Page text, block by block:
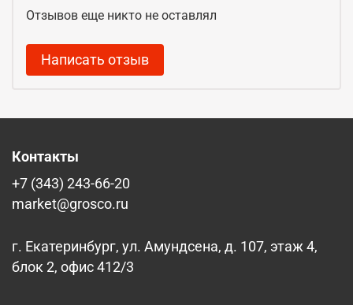
Отзывов еще никто не оставлял
Написать отзыв
Контакты
+7 (343) 243-66-20
market@grosco.ru
г. Екатеринбург, ул. Амундсена, д. 107, этаж 4,
блок 2, офис 412/3